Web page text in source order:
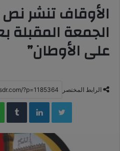
الأوقاف تنشر
الجمعة المقبلة
على الأوطان”
الرابط المختصر
LinkedIn